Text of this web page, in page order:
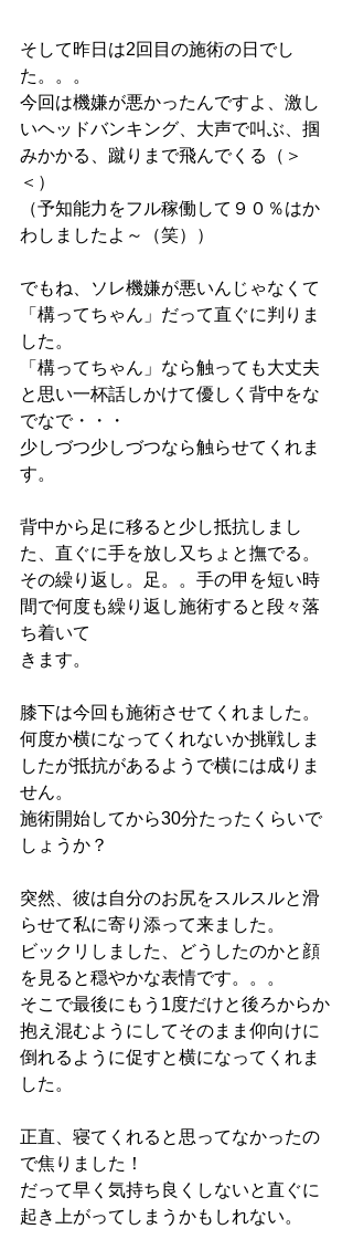
そして昨日は2回目の施術の日でし
た。。。
今回は機嫌が悪かったんですよ、激し
いヘッドバンキング、大声で叫ぶ、掴
みかかる、蹴りまで飛んでくる（＞
＜）
（予知能力をフル稼働して９０％はか
わしましたよ～（笑））
でもね、ソレ機嫌が悪いんじゃなくて
「構ってちゃん」だって直ぐに判りま
した。
「構ってちゃん」なら触っても大丈夫
と思い一杯話しかけて優しく背中をな
でなで・・・
少しづつ少しづつなら触らせてくれま
す。
背中から足に移ると少し抵抗しまし
た、直ぐに手を放し又ちょと撫でる。
その繰り返し。足。。手の甲を短い時
間で何度も繰り返し施術すると段々落
ち着いて
きます。
膝下は今回も施術させてくれました。
何度か横になってくれないか挑戦しま
したが抵抗があるようで横には成りま
せん。
施術開始してから30分たったくらいで
しょうか？
突然、彼は自分のお尻をスルスルと滑
らせて私に寄り添って来ました。
ビックリしました、どうしたのかと顔
を見ると穏やかな表情です。。。
そこで最後にもう1度だけと後ろからか
抱え混むようにしてそのまま仰向けに
倒れるように促すと横になってくれま
した。
正直、寝てくれると思ってなかったの
で焦りました！
だって早く気持ち良くしないと直ぐに
起き上がってしまうかもしれない。